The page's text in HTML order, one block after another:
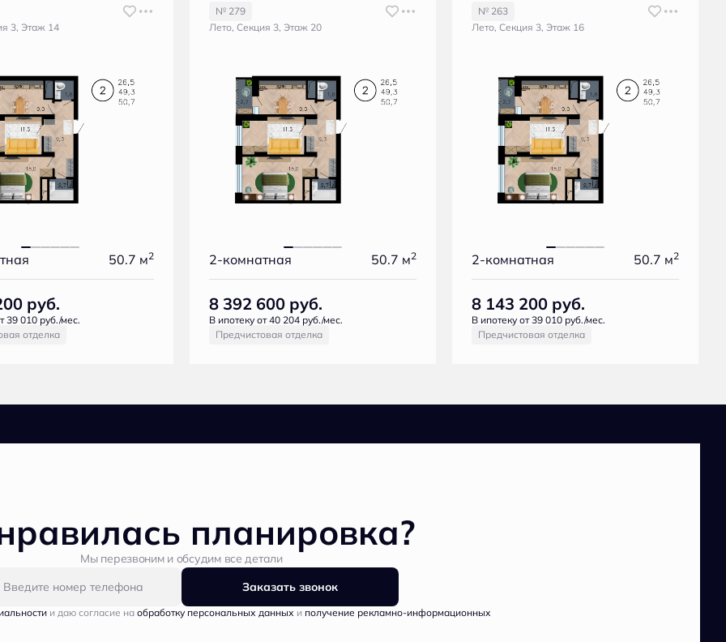
3, Этаж 14
50.7 м2
руб.
39 010 руб./мес.
отделка
№ 279
Лето, Секция 3, Этаж 20
2-комнатная 50.7 м2
8 392 600 руб.
В ипотеку от 40 204 руб./мес.
Предчистовая отделка
№ 263
Лето, Секция 3, Этаж 16
2-комнатная 50.7 м2
8 143 200 руб.
В ипотеку от 39 010 руб./мес.
Предчистовая отделка
планировка?
Мы перезвоним и обсудим все детали
Заказать звонок
и даю согласие на обработку персональных данных и получение рекламно-информационных